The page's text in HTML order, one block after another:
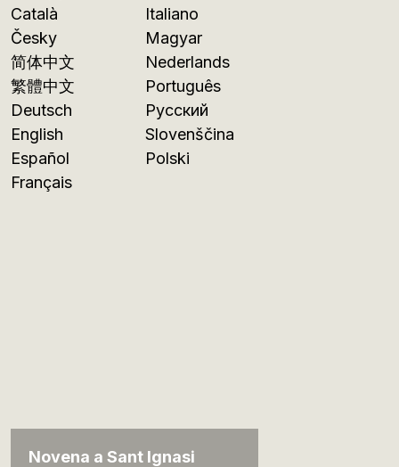
Català
Česky
简体中文
繁體中文
Deutsch
English
Español
Français
Italiano
Magyar
Nederlands
Português
Русский
Slovenščina
Polski
Novena a Sant Ignasi